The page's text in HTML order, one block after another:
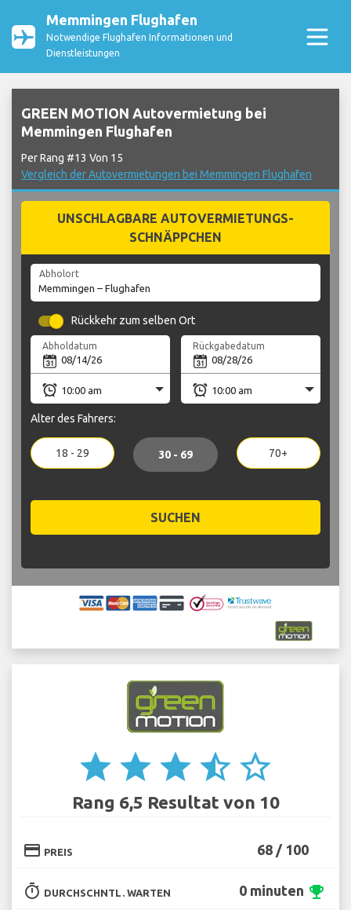
Memmingen Flughafen
Notwendige Flughafen Informationen und
Dienstleistungen
GREEN MOTION Autovermietung bei
Memmingen Flughafen
Per Rang #13 Von 15
Vergleich der Autovermietungen bei Memmingen Flughafen
UNSCHLAGBARE AUTOVERMIETUNGS-
SCHNÄPPCHEN
Abholort
Rückkehr zum selben Ort
Abholdatum Rückgabedatum
Alter des Fahrers:
18 - 29 30 - 69 70+
SUCHEN
star star star star_half star_border
Rang 6,5 Resultat von 10
credit_card PREIS 68 / 100
timer DURCHSCHNTL. WARTEN 0 minuten emoji_events